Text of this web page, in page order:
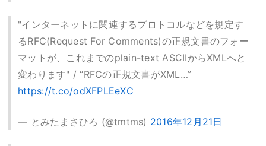
"インターネットに関連するプロトコルなどを規定す
るRFC(Request For Comments)の正規文書のフォー
マットが、これまでのplain-text ASCIIからXMLへと
変わります" / “RFCの正規文書がXML…”
https://t.co/odXFPLEeXC
— とみたまさひろ (@tmtms) 2016年12月21日